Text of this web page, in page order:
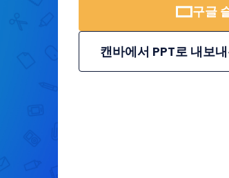
구글
캔바에서 PPT로 내보